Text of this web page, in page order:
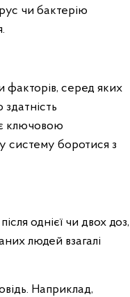
чи бактерію
факторів, серед яких
здатність
ключовою
систему боротися з
однієї чи двох доз,
людей взагалі
Наприклад,